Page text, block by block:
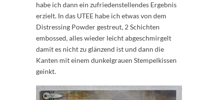
habe ich dann ein zufriedenstellendes Ergebnis
erzielt. In das UTEE habe ich etwas von dem
Distressing Powder gestreut, 2 Schichten
embossed, alles wieder leicht abgeschmirgelt
damit es nicht zu glänzend ist und dann die
Kanten mit einem dunkelgrauen Stempelkissen
geinkt.